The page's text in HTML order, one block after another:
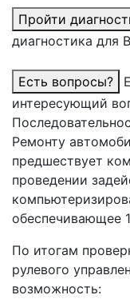
Пройти
диагностика для
Есть вопросы?
интересующий
Ремонту
предшествует
проведении
обеспечивающее
По итогам
рулевого
возможность: